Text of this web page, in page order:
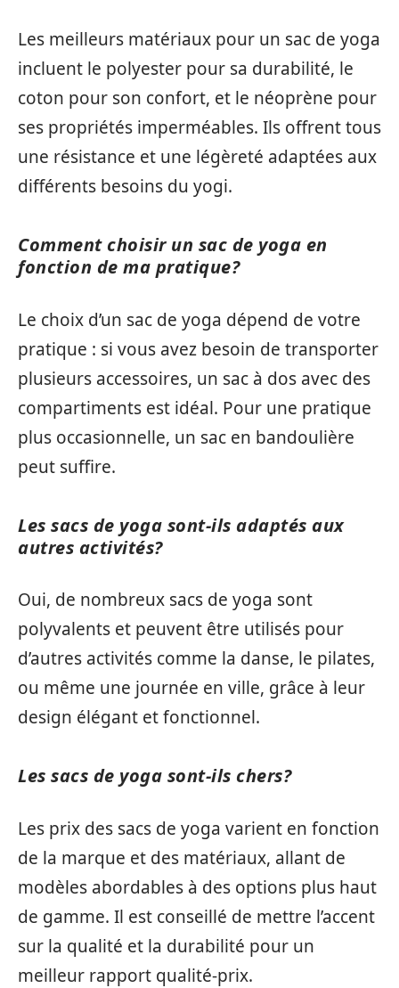
Les meilleurs matériaux pour un sac de yoga
incluent le polyester pour sa durabilité, le
coton pour son confort, et le néoprène pour
ses propriétés imperméables. Ils offrent tous
une résistance et une légèreté adaptées aux
différents besoins du yogi.
Comment choisir un sac de yoga en
fonction de ma pratique?
Le choix d’un sac de yoga dépend de votre
pratique : si vous avez besoin de transporter
plusieurs accessoires, un sac à dos avec des
compartiments est idéal. Pour une pratique
plus occasionnelle, un sac en bandoulière
peut suffire.
Les sacs de yoga sont-ils adaptés aux
autres activités?
Oui, de nombreux sacs de yoga sont
polyvalents et peuvent être utilisés pour
d’autres activités comme la danse, le pilates,
ou même une journée en ville, grâce à leur
design élégant et fonctionnel.
Les sacs de yoga sont-ils chers?
Les prix des sacs de yoga varient en fonction
de la marque et des matériaux, allant de
modèles abordables à des options plus haut
de gamme. Il est conseillé de mettre l’accent
sur la qualité et la durabilité pour un
meilleur rapport qualité-prix.